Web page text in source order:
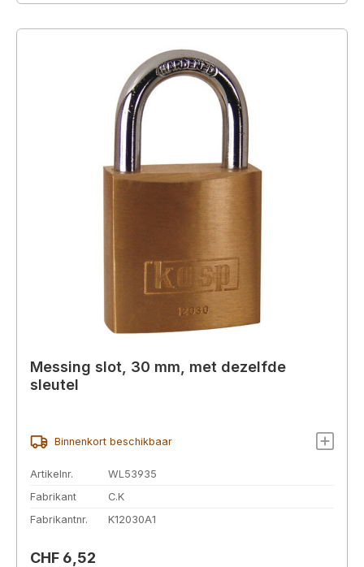
Messing slot, 30 mm, met dezelfde
sleutel
Binnenkort beschikbaar
Artikelnr.
WL53935
Fabrikant
C.K
Fabrikantnr.
K12030A1
Normale prijs:
CHF 6,52